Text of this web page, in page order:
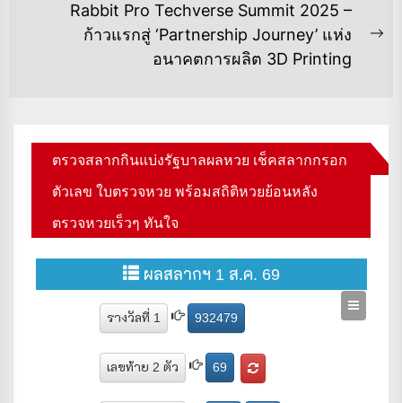
Rabbit Pro Techverse Summit 2025 –
ก้าวแรกสู่ ‘Partnership Journey’ แห่ง
อนาคตการผลิต 3D Printing
ตรวจสลากกินแบ่งรัฐบาลผลหวย เช็คสลากกรอก
ตัวเลข ใบตรวจหวย พร้อมสถิติหวยย้อนหลัง
ตรวจหวยเร็วๆ ทันใจ